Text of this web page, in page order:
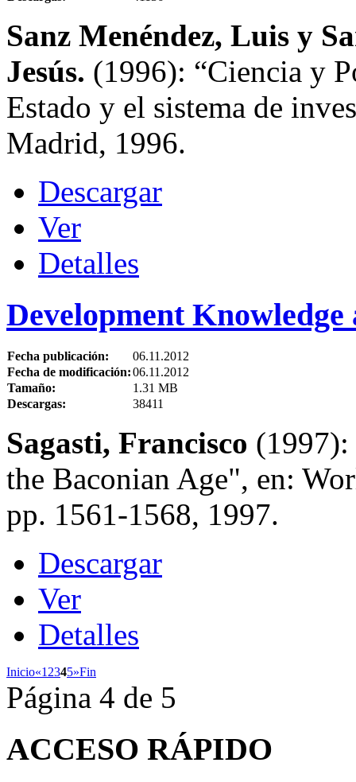
Sanz Menéndez, Luis y
Jesús. (1996): “Ciencia y
Estado y el sistema de
Madrid, 1996.
Descargar
Ver
Detalles
Development
Fecha publicación:
06.11.2012
Fecha de modificación:06.11.2012
Tamaño:
1.31 MB
Descargas:
38411
Sagasti, Francisco
the Baconian Age", en:
pp. 1561-1568, 1997.
Descargar
Ver
Detalles
Inicio«1 2345»Fin
Página 4 de 5
ACCESO RÁPIDO